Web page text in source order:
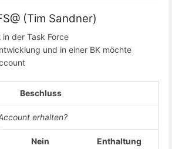
(Tim Sandner)
in der Task Force
und in einer BK möchte
Beschluss
erhalten?
Nein Enthaltung